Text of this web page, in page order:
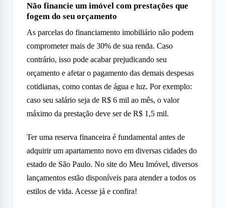
Não financie um imóvel com prestações que
fogem do seu orçamento
As parcelas do financiamento imobiliário não podem
comprometer mais de 30% de sua renda. Caso
contrário, isso pode acabar prejudicando seu
orçamento e afetar o pagamento das demais despesas
cotidianas, como contas de água e luz. Por exemplo:
caso seu salário seja de R$ 6 mil ao mês, o valor
máximo da prestação deve ser de R$ 1,5 mil.
Ter uma reserva financeira é fundamental antes de
adquirir um apartamento novo em diversas cidades do
estado de São Paulo. No site do Meu Imóvel, diversos
lançamentos estão disponíveis para atender a todos os
estilos de vida. Acesse já e confira!